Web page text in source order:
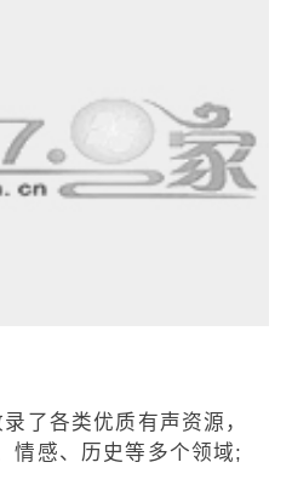
了各类优质有声资源，
情感、历史等多个领域;